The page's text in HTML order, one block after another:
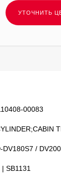
00083
DV180S7 /
SB1131